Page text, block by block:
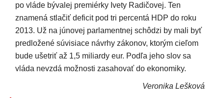
po vláde bývalej premiérky Ivety Radičovej. Ten
znamená stlačiť deficit pod tri percentá HDP do roku
2013. Už na júnovej parlamentnej schôdzi by mali byť
predložené súvisiace návrhy zákonov, ktorým cieľom
bude ušetriť až 1,5 miliardy eur. Podľa jeho slov sa
vláda nevzdá možnosti zasahovať do ekonomiky.
Veronika Lešková